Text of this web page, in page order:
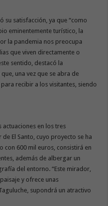
satisfacción, ya que “como
eminentemente turístico, la
la pandemia nos preocupa
que viven directamente o
sentido, destacó la
una vez que se abra de
recibir a los visitantes, siendo
actuaciones en los tres
El Santo, cuyo proyecto se ha
con 600 mil euros, consistirá en
además de albergar un
del entorno. “Este mirador,
y ofrece unas
supondrá un atractivo